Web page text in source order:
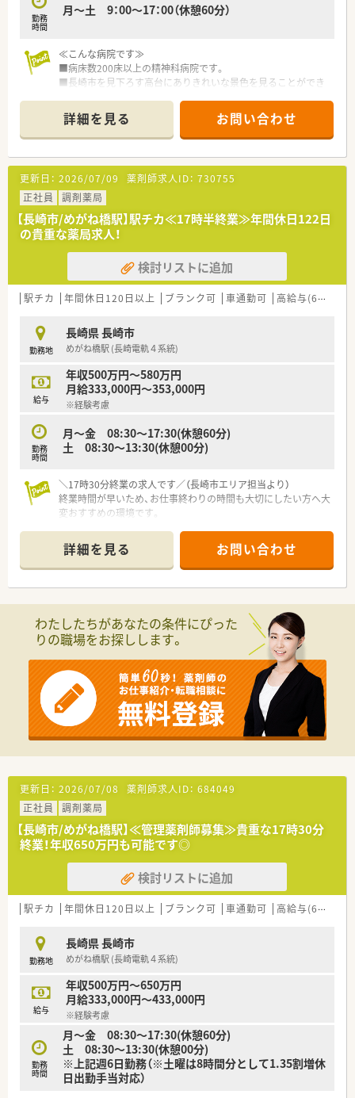
勤務
時間
月～土 9：00～17：00（休憩60分）
≪こんな病院です≫
■病床数200床以上の精神科病院です。
■長崎市を見下ろす高台にありきれいな景色を見ることができ
詳細を見る お問い合わせ
更新日： 2026/07/09 薬剤師求人ID： 730755
正社員
調剤薬局
【長崎市/めがね橋駅】駅チカ≪17時半終業≫年間休日122日
の貴重な薬局求人！
検討リストに追加
駅チカ 年間休日120日以上 ブランク可 車通勤可 高給与(600万円以上)
勤務地
長崎県 長崎市
めがね橋駅 (長崎電軌４系統)
給与
年収500万円～580万円
月給333,000円～353,000円
※経験考慮
勤務
時間
月～金 08:30～17:30(休憩60分)
土 08:30～13:30(休憩00分)
＼17時30分終業の求人です／（長崎市エリア担当より）
終業時間が早いため、お仕事終わりの時間も大切にしたい方へ大
変おすすめの環境です。
【店舗情報と応需状況について】
■めがね橋駅から徒歩5分の好立地にあり、毎日の通勤負担も少
なく通いやすい環境が整っております。
■薬剤師1名と医療事務2名が在籍し、個人宅3件と施設1件の在
宅業務にも対応して地域医療に貢献しています。
【法人特徴について】
■複数の県にまたがり20店舗以上の調剤薬局をチェーン展開し
ており、地域に根ざした事業を行っております。
■医薬品総合企業を目指し、薬局運営のコンサルティングや共同
仕入れなど業界全体の成長を支援しています。
■現場の意見を尊重する方針を採っており、過度なノルマに追わ
れることなく業務に集中できる社風が特徴です。
長期的にキャリアを築いていくことができます。
【職場環境と雰囲気】
■ノルマや目標によるプレッシャーが少なく、穏やかでコミュニ
ケーションの取りやすい温かな雰囲気が魅力です。
■医療事務スタッフは以前から継続して勤務しており、業務に精
通しているため連携を取りやすい環境にあります。
■意見交換会や各種研修制度を通じて他店舗の従業員とも交流
でき、風通しの良い社風が醸成されております。
■最新の電子薬歴や各種監査機材などを積極的に導入しており、
安心かつ効率的な業務フローを構築しています。
来に向けた資産形成を会社としてサポートします。
■現場で生じた問題に対しては専門の相談室が迅速に対応し、働
きやすい環境づくりに全社で取り組んでおります。
詳細を見る お問い合わせ
わたしたちがあなたの条件にぴった
りの職場をお探しします。
更新日： 2026/07/08 薬剤師求人ID： 684049
正社員
調剤薬局
【長崎市/めがね橋駅】≪管理薬剤師募集≫貴重な17時30分
終業！年収650万円も可能です◎
検討リストに追加
駅チカ 年間休日120日以上 ブランク可 車通勤可 高給与(600万円以上)
勤務地
長崎県 長崎市
めがね橋駅 (長崎電軌４系統)
給与
年収500万円～650万円
月給333,000円～433,000円
※経験考慮
勤務
時間
月～金 08:30～17:30(休憩60分)
土 08:30～13:30(休憩00分)
※上記週6日勤務（※土曜は8時間分として1.35割増休
日出勤手当対応）